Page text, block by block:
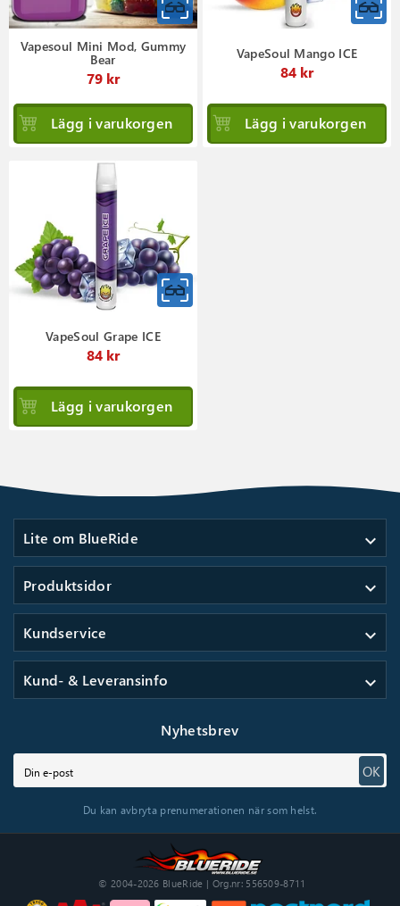
Vapesoul Mini Mod, Gummy
Bear
79 kr
Lägg i varukorgen
VapeSoul Mango ICE
84 kr
Lägg i varukorgen
VapeSoul Grape ICE
84 kr
Lägg i varukorgen
Lite om BlueRide expand_more
Produktsidor expand_more
Kundservice expand_more
Kund- & Leveransinfo expand_more
Nyhetsbrev
OK
Du kan avbryta prenumerationen när som helst.
© 2004-2026 BlueRide | Org.nr: 556509-8711